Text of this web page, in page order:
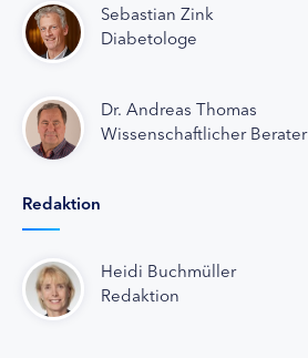
Sebastian Zink
Diabetologe
Dr. Andreas Thomas
Wissenschaftlicher Berater
Redaktion
Heidi Buchmüller
Redaktion